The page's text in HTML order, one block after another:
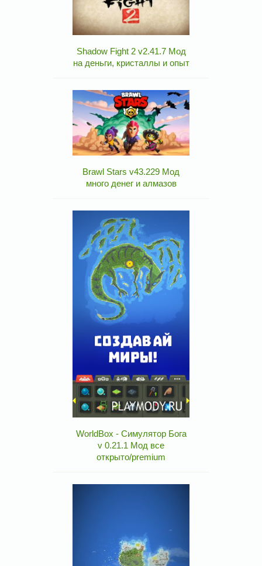
Shadow Fight 2 v2.41.7 Мод
на деньги, кристаллы и опыт
Brawl Stars v43.229 Мод
много денег и алмазов
WorldBox - Симулятор Бога
v 0.21.1 Мод все
открыто/premium